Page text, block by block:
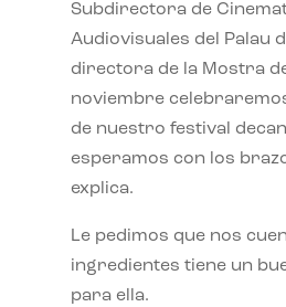
Subdirectora de
Audiovisuales del Palau
directora de la Mostra
noviembre
de nuestro festival
esperamos con los
explica.
Le pedimos que nos
ingredientes tiene un
para ella.